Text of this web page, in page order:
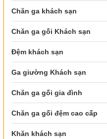
Chăn ga khách sạn
Chăn ga gối Khách sạn
Đệm khách sạn
Ga giường Khách sạn
Chăn ga gối gia đình
Chăn ga gối đệm cao cấp
Khăn khách sạn